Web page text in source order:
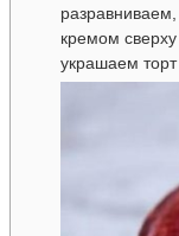
кремом
украшаем